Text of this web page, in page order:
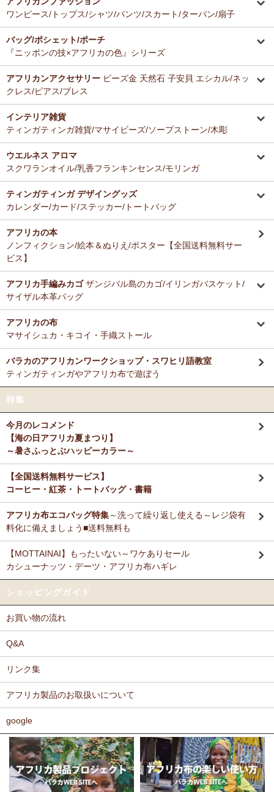
ーナー新入荷！
12/16：ガウチョパンツ～キテンゲ◇ハイクオリティ◇で仕立てた
新作登場！～楽ちんクロップド丈～
12/16：キテンゲ 本革ショルダーミニバッグ 3WAY 斜掛けOK～
キテンゲ◇ハイクオリティ◇で仕立てた新作登場！『ニッポンの
技×アフリカの色』
12/4：ティンガティンガ・アート～Mサイズの作品 新入荷！作家
名ごとに2つのカテゴリーでご紹介します
→ 作家名 A―L
→ 作家名 M―Z
12/4：ティンガティンガ・アート～チャリンダの作品コーナー
入荷！
私たちバラカは、チャリンダが遺してくださった作品を、これか
らも大切に紹介してまいります。
ナー新入荷！
12/3：巻くポーチ 〈2サイズ展開〉～ガラスとんぼ玉付き 新入
荷！
12/3：ティンガティンガ・アート～Sサイズの作品 新入荷！作家
名ごとに2つのカテゴリーでご紹介します
→ 作家名 A―L
→ 作家名 M―Z
11/25：ティンガティンガ・アート～Lサイズの作品 新入荷！作家
→ 作家名 A―L
→ 作家名 M―Z
11/25：ティンガティンガ・アート～Sサイズの作品 新入荷！作家
11/21：【新登場】サロペットパンツ～ゆったり2way～
大人上品シルエット
11/20：キテンゲ本革 ころりんトートバッグ～キテンゲ◇ハイク
オリティ◇で仕立てた新作登場！『ニッポンの技×アフリカの色』
ケあり 賞味期限間近セール！
11/18：ティンガティンガ・アート【会員様シークレットセール】
11/17：ティンガティンガ・アート～ロングサイズ（縦長・横長）
の作品新入荷！
11/17：ティンガティンガ・アート～マサイの作品新入荷！
～木彫職人ハンドメイド
荷！
11/11：ティンガティンガ・アート～Sサイズの作品 新入荷！作家
名ごとに2つのカテゴリーでご紹介します
→ 作家名 A―L
11/10：ティンガティンガ・アート【会員様シークレットセール】
～ワケあり限定品入荷！
11/5：ティンガティンガ・アート～Lサイズの作品 新入荷！作家
とても美味しくて毎日使っています。どのお料理なんにでも合いま
す。
Ａ さまより ティンガティンガ・アートへのご感想
ドゥケさんの画は数年前から気になっていて、今回思いきって購入す
ることにしました。とても楽しみにしております。
バラカの紅茶は香りがよくて大好きです。これからも愛飲させていた
だきます。
Ｓ さまより キテンゲ平ポーチへのご感想
以前プレゼントでいただいた平ポーチ、母子手帳がちょうど入り、毎
日使っています。
今回同じ「中サイズ」を買いましたが、造りがわずかに異なるよう
で、1センチくらい心持ち小くて母子手帳がぎりぎり入りませんでし
でもこちらもカワイイので化粧入れなどに使います。
ミルクティーに合わせる毎朝の紅茶として、味とコストのバランスが
非常に良く、長く家族で愛飲しています。
M さまより キテンゲde洗える立体布マスク～やさしいゴ
ム リバーシブルOKへのご感想
お揃いの柄のフレアスリーブワンピースとペアで使ってます！大のお
気に入り♪
Ｙ さまより キテンゲティアードパンツへのご感想
M さまより キテンゲ ランチクロスへのご感想
たいへん吸水性良いです。大判でハンカチとして便利に使えます。
T さまより キテンゲ フレアスリーブ ロングワンピースへ
のご感想
デザイン、着心地、完璧です！ずっと作って欲しいです。よろしくお
願いします！
Ｎさまより キテンゲ リバーシブルB4トートバッグへのご
感想
以上に頑丈で持ちやすい。
Ｆさまより キテンゲ へのご感想
どのキテンゲも素敵な柄ばかりであれもこれも欲しかったのですが、
おこうと思っています。
ダンで北欧テイストを思わせるようなものもあったりして、毎回購入
するたびに嬉しく眺め入っております。
この布では何を作ろうか、どう飾ろうか・・・などと、想像力をかき
布の手触りもよく、縫いやすいので、大変気に入っております。
ホームページには目の詰まった綿素材のものを仕入れているとありま
したが、薄手のものや、ちょっと変わった素材のものも気になりま
す。常にたくさんの種類のあるカンガやキテンゲですが、新作新柄が
ワンピース/トップス/シャツ/パンツ/スカート/ターバン/扇子
バッグ/ポシェット/ポーチ
『ニッポンの技×アフリカの色』シリーズ
アフリカンアクセサリー ビーズ金 天然石 子安貝 エシカル/ネッ
クレス/ピアス/ブレス
インテリア雑貨
ティンガティンガ雑貨/マサイビーズ/ソープストーン/木彫
ウエルネス アロマ
スクワランオイル/乳香フランキンセンス/モリンガ
ティンガティンガ デザイングッズ
カレンダー/カード/ステッカー/トートバッグ
アフリカの本
ノンフィクション/絵本＆ぬりえ/ポスター【全国送料無料サー
ビス】
アフリカ手編みカゴザンジバル島のカゴ/イリンガバスケット/
サイザル本革バッグ
アフリカの布
マサイシュカ・キコイ・手織ストール
バラカのアフリカンワークショップ・スワヒリ語教室
ティンガティンガやアフリカ布で遊ぼう
特集
今月のレコメンド
【海の日アフリカ夏まつり】
～暑さふっとぶハッピーカラー～
【全国送料無料サービス】
コーヒー・紅茶・トートバッグ・書籍
アフリカ布エコバッグ特集～洗って繰り返し使える～レジ袋有
料化に備えましょう■送料無料も
【MOTTAINAI】もったいない～ワケありセール
カシューナッツ・デーツ・アフリカ布ハギレ
ショッピングガイド
お買い物の流れ
Q&A
リンク集
アフリカ製品のお取扱いについて
google